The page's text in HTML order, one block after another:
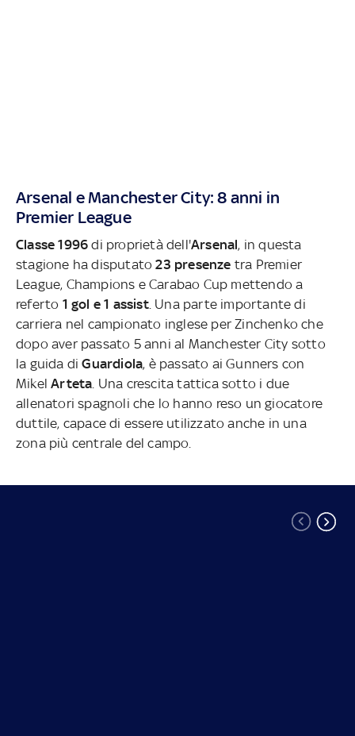
Arsenal e Manchester City: 8 anni in
Premier League
Classe 1996 di proprietà dell'Arsenal, in questa
stagione ha disputato23 presenze tra Premier
League, Champions e Carabao Cup mettendo a
referto 1 gol e 1 assist. Una parte importante di
carriera nel campionato inglese per Zinchenko che
dopo aver passato 5 anni al Manchester City sotto
la guida diGuardiola, è passato ai Gunners con
MikelArteta . Una crescita tattica sotto i due
allenatori spagnoli che lo hanno reso un giocatore
duttile, capace di essere utilizzato anche in una
zona più centrale del campo.